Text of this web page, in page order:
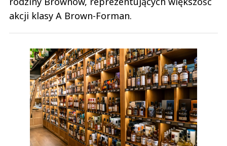
akcji klasy A Brown-Forman.